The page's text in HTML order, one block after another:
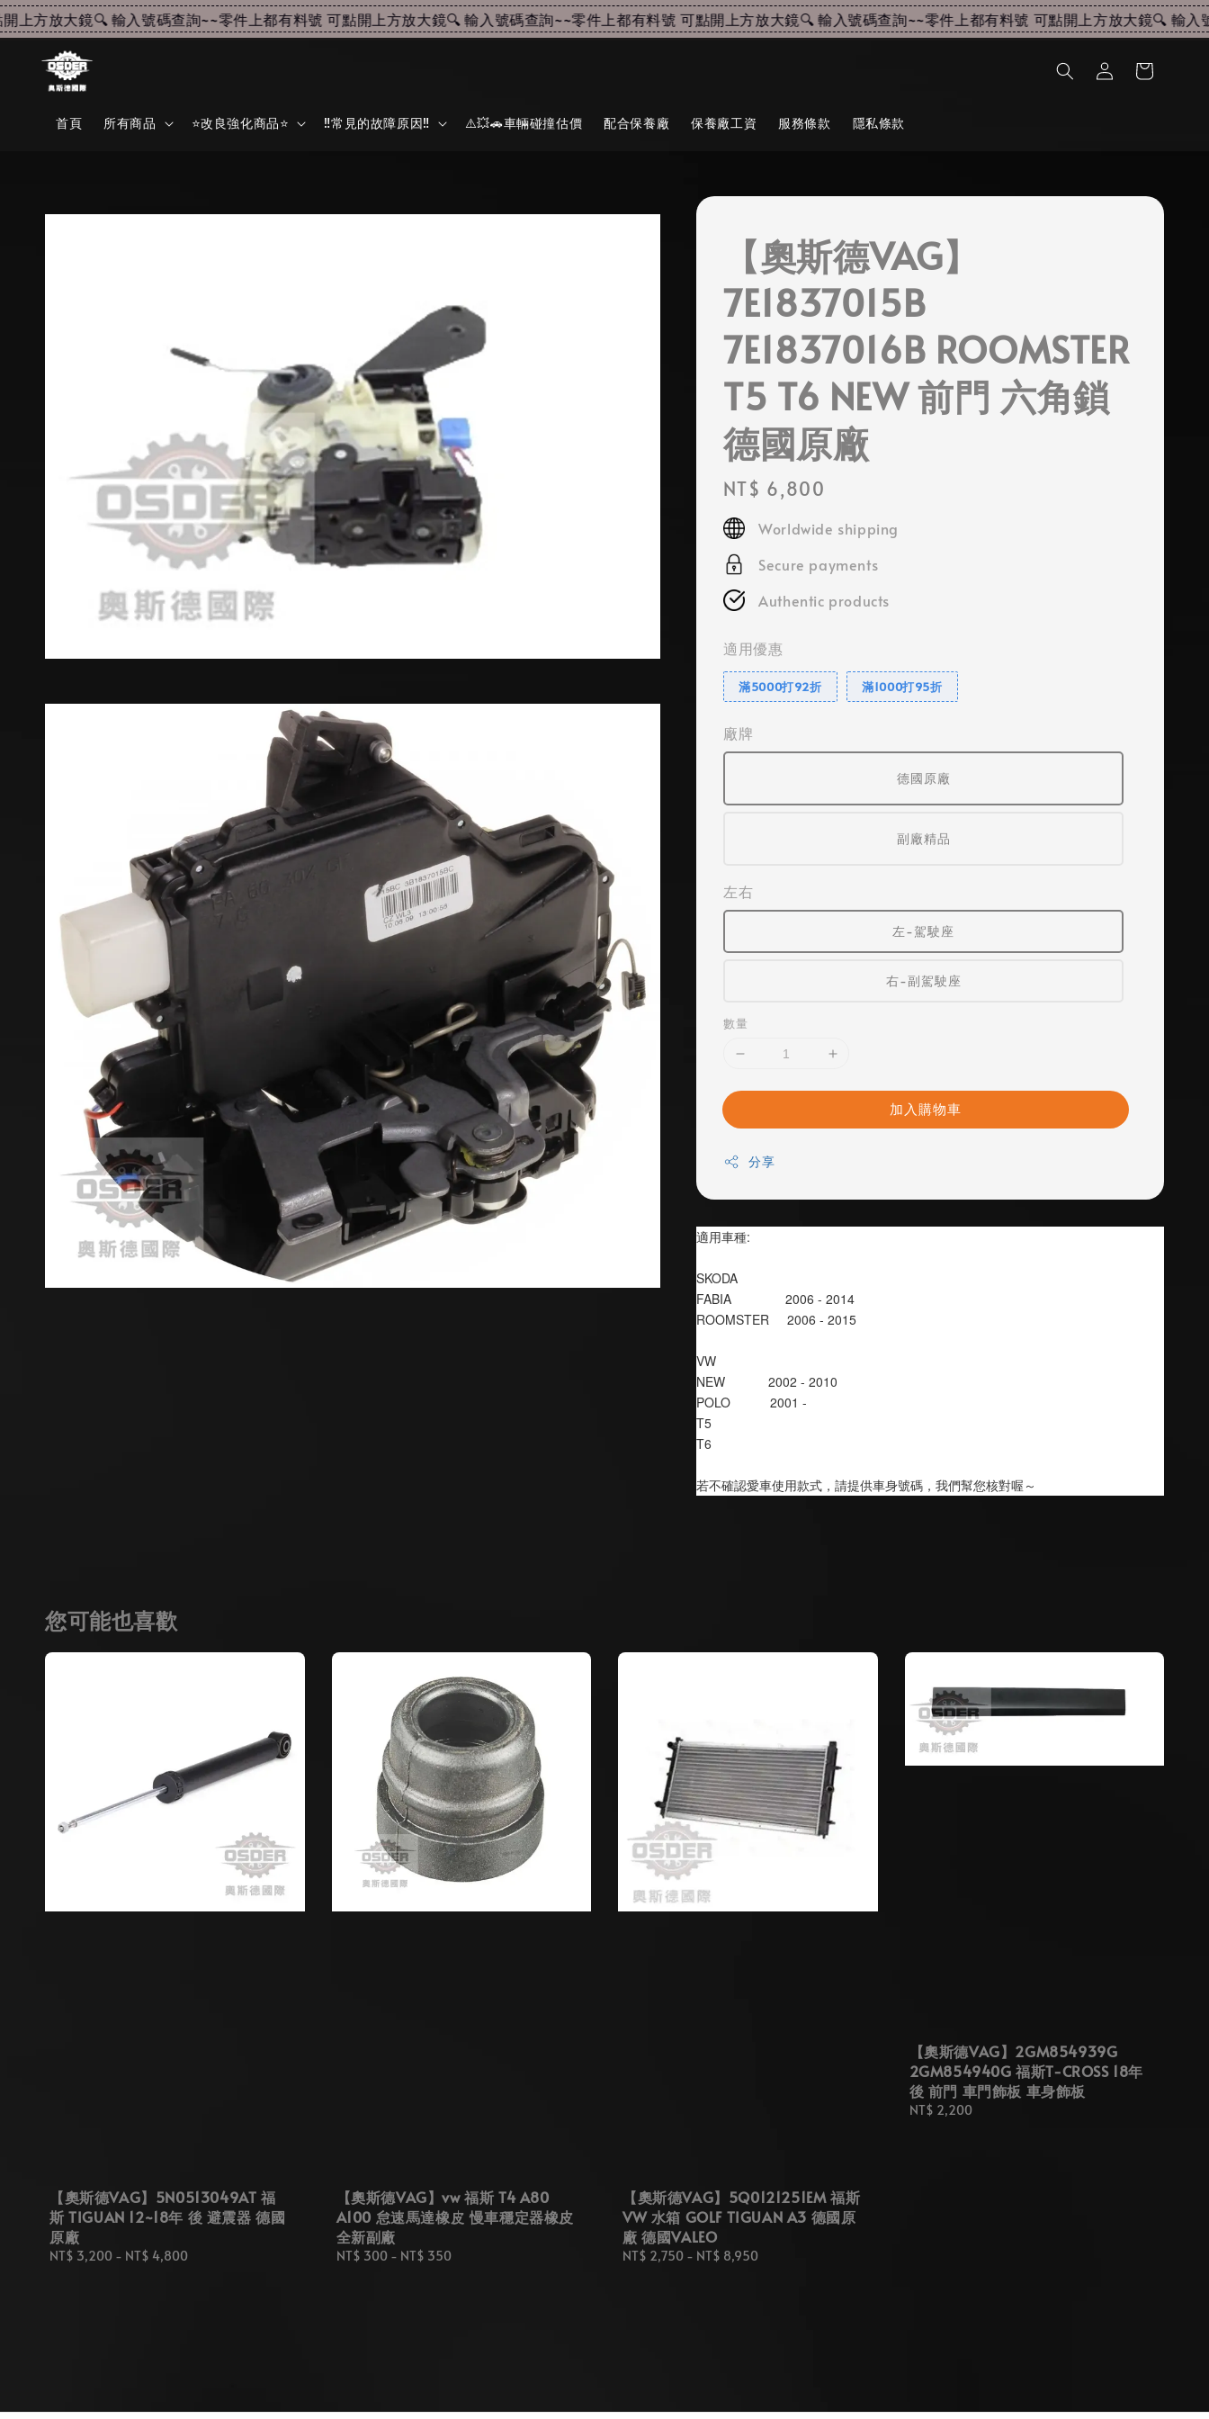
方放大鏡🔍 輸入號碼查詢~~零件上都有料號 可點開上方放大鏡🔍 輸入號碼查詢~~零件上都有料號 可點開上方放大鏡🔍 輸入號碼查詢~~零件上都有料號 可點開上方放大鏡🔍 輸入號
首頁 所有商品 ⭐改良強化商品⭐ ‼️常見的故障原因‼️ ⚠️💥🚗車輛碰撞估價 配合保養廠 保養廠工資 服務條款 隱私條款
【奧斯德VAG】
7E1837015B
7E1837016B ROOMSTER
T5 T6 NEW 前門 六角鎖
德國原廠
Regular
price
NT$ 6,800
Worldwide shipping
Secure payments
Authentic products
適用優惠
滿5000打92折 滿1000打95折
廠牌
德國原廠
副廠精品
左右
左-駕駛座
右-副駕駛座
數量
加入購物車
分享
適用車種:
SKODA
FABIA               2006 - 2014
ROOMSTER     2006 - 2015
VW
NEW            2002 - 2010
POLO           2001 -
T5
T6
若不確認愛車使用款式，請提供車身號碼，我們幫您核對喔～
您可能也喜歡
【奧斯德VAG】5N0513049AT 福
斯 TIGUAN 12~18年 後 避震器 德國
原廠
Regular
NT$ 3,200 - NT$ 4,800
【奧斯德VAG】vw 福斯 T4 A80
A100 怠速馬達橡皮 慢車穩定器橡皮
全新副廠
Regular
NT$ 300- NT$ 350
【奧斯德VAG】5Q0121251EM 福斯
VW 水箱 GOLF TIGUAN A3 德國原
廠 德國VALEO
Regular
NT$ 2,750 - NT$ 8,950
【奧斯德VAG】2GM854939G
2GM854940G 福斯T-CROSS 18年
後 前門 車門飾板 車身飾板
Regular
NT$ 2,200